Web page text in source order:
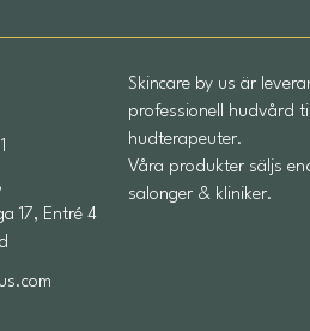
17, Entré 4
Skincare by us är
professionell hudvård
hudterapeuter.
Våra produkter säljs
salonger & kliniker.